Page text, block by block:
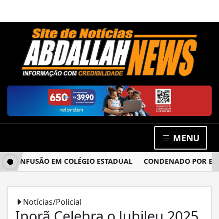
MENU
EM COLÉGIO ESTADUAL CONDENADO POR
Notícias/Policial